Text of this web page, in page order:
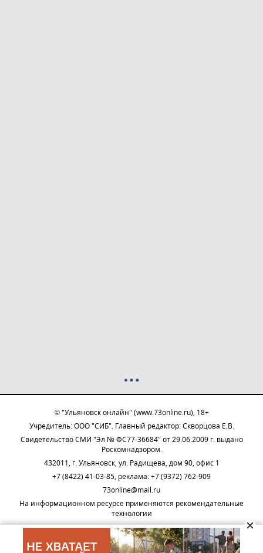
© "Ульяновск онлайн" (www.73online.ru), 18+
Учредитель: ООО "СИБ". Главный редактор: Скворцова Е.В.
Свидетельство СМИ "Эл № ФС77-36684" от 29.06.2009 г. выдано
Роскомнадзором.
432011, г. Ульяновск, ул. Радищева, дом 90, офис 1
+7 (8422) 41-03-85, реклама: +7 (9372) 762-909
73online@mail.ru
На информационном ресурсе применяются рекомендательные
технологии